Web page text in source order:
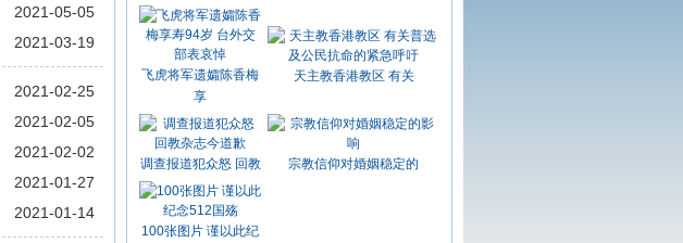
2021-05-05
2021-03-19
2021-02-25
2021-02-05
2021-02-02
2021-01-27
2021-01-14
飞虎将军遗孀陈香梅
享
天主教香港教区 有关
调查报道犯众怒 回教 宗教信仰对婚姻稳定的
100张图片 谨以此纪